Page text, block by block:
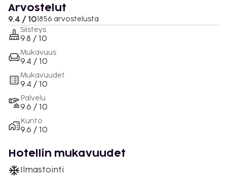
Arvostelut
9.4 / 101856 arvostelusta
Siisteys
9.8 / 10
Mukavuus
9.4 / 10
Mukavuudet
9.4 / 10
Palvelu
9.6 / 10
Kunto
9.6 / 10
Hotellin mukavuudet
Ilmastointi